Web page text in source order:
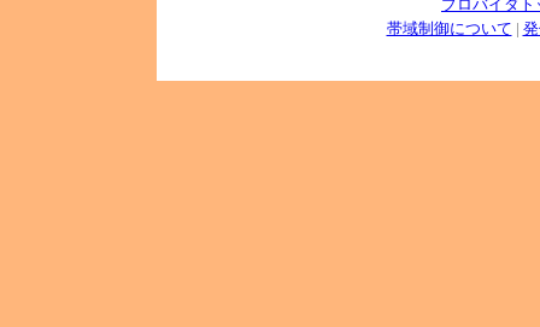
プロバイダト
帯域制御について